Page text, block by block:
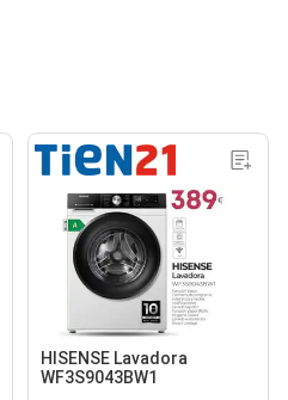
HISENSE Lavadora
WF3S9043BW1